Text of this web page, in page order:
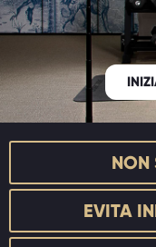
NON
EVITA